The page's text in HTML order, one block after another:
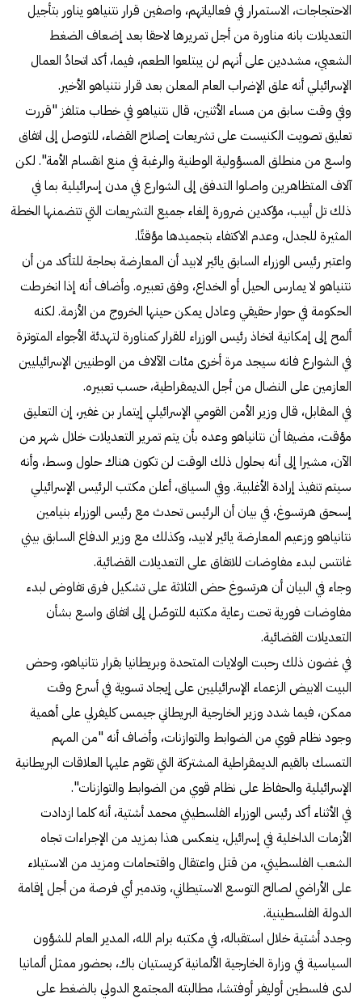
الاحتجاجات، الاستمرار في فعالياتهم، واصفين قرار نتنياهو يناور بتأجيل
التعديلات بانه مناورة من أجل تمريرها لاحقا بعد إضعاف الضغط
الشعبي، مشددين على أنهم لن يبتلعوا الطعم، فيما، أكد اتحادُ العمال
الإسرائيلي أنه علق الإضراب العام المعلن بعد قرار نتنياهو الأخير.
وفي وقت سابق من مساء الأثنين، قال نتنياهو في خطاب متلفز "قررت
تعليق تصويت الكنيست على تشريعات إصلاح القضاء، للتوصل إلى اتفاق
واسع من منطلق المسؤولية الوطنية والرغبة في منع انقسام الأمة". لكن
آلاف المتظاهرين واصلوا التدفق إلى الشوارع في مدن إسرائيلية بما في
ذلك تل أبيب، مؤكدين ضرورة إلغاء جميع التشريعات التي تتضمنها الخطة
المثيرة للجدل، وعدم الاكتفاء بتجميدها مؤقتًا.
واعتبر رئيس الوزراء السابق يائير لابيد أن المعارضة بحاجة للتأكد من أن
نتنياهو لا يمارس الحيل أو الخداع، وفق تعبيره. وأضاف أنه إذا انخرطت
الحكومة في حوار حقيقي وعادل يمكن حينها الخروج من الأزمة. لكنه
ألمح إلى إمكانية اتخاذ رئيس الوزراء للقرار كمناورة لتهدئة الأجواء المتوترة
في الشوارع فانه سيجد مرة أخرى مئات الآلاف من الوطنيين الإسرائيليين
العازمين على النضال من أجل الديمقراطية، حسب تعبيره.
في المقابل، قال وزير الأمن القومي الإسرائيلي إيتمار بن غفير، إن التعليق
مؤقت، مضيفا أن نتانياهو وعده بأن يتم تمرير التعديلات خلال شهر من
الآن، مشيرا إلى أنه بحلول ذلك الوقت لن تكون هناك حلول وسط، وأنه
سيتم تنفيذ إرادة الأغلبية. وفي السياق، أعلن مكتب الرئيس الإسرائيلي
إسحق هرتسوغ، في بيان أن الرئيس تحدث مع رئيس الوزراء بنيامين
نتانياهو وزعيم المعارضة يائير لابيد، وكذلك مع وزير الدفاع السابق بيني
غانتس لبدء مفاوضات للاتفاق على التعديلات القضائية.
وجاء في البيان أن هرتسوغ حض الثلاثة على تشكيل فرق تفاوض لبدء
مفاوضات فورية تحت رعاية مكتبه للتوصّل إلى اتفاق واسع بشأن
التعديلات القضائية.
في غضون ذلك رحبت الولايات المتحدة وبريطانيا بقرار نتانياهو، وحض
البيت الابيض الزعماء الإسرائيليين على إيجاد تسوية في أسرع وقت
ممكن، فيما شدد وزير الخارجية البريطاني جيمس كليفرلي على أهمية
وجود نظام قوي من الضوابط والتوازنات، وأضاف أنه "من المهم
التمسك بالقيم الديمقراطية المشتركة التي تقوم عليها العلاقات البريطانية
الإسرائيلية والحفاظ على نظام قوي من الضوابط والتوازنات".
في الأثناء أكد رئيس الوزراء الفلسطيني محمد أشتية، أنه كلما ازدادت
الأزمات الداخلية في إسرائيل، ينعكس هذا بمزيد من الإجراءات تجاه
الشعب الفلسطيني، من قتل واعتقال واقتحامات ومزيد من الاستيلاء
على الأراضي لصالح التوسع الاستيطاني، وتدمير أي فرصة من أجل إقامة
الدولة الفلسطينية.
وجدد أشتية خلال استقباله، في مكتبه برام الله، المدير العام للشؤون
السياسية في وزارة الخارجية الألمانية كريستيان باك، بحضور ممثل ألمانيا
لدى فلسطين أوليفر أوفتشا، مطالبته المجتمع الدولي بالضغط على